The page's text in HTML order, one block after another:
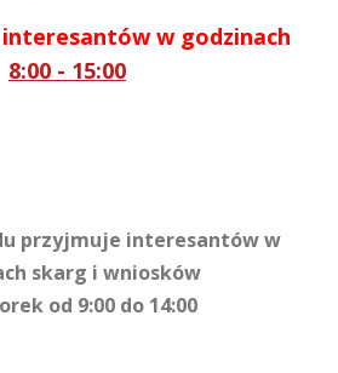
w godzinach
8:00 - 15:00
przyjmuje interesantów w
skarg i wniosków
od 9:00 do 14:00